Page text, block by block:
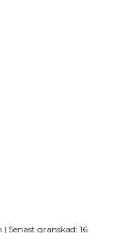
Senast granskad: 16